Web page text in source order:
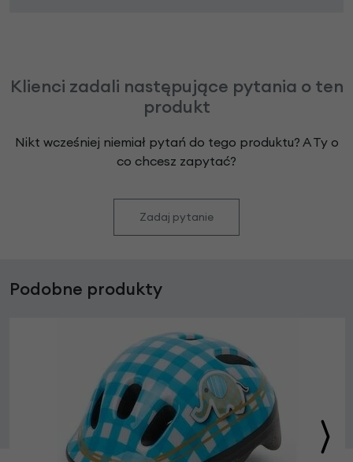
Klienci zadali następujące pytania o ten
produkt
Nikt wcześniej niemiał pytań do tego produktu? A Ty o
co chcesz zapytać?
Zadaj pytanie
Podobne produkty